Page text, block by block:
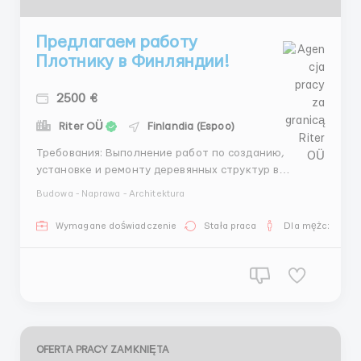
Предлагаем работу
Плотнику в Финляндии!
2500 €
Riter OÜ Finlandia (Espoo)
Требования: Выполнение работ по созданию,
установке и ремонту деревянных структур в
в строительстве (не менее 2-х лет). Где работать?
Budowa - Naprawa - Architektura
Wymagane doświadczenie Stała praca Dla mężczyzn
OFERTA PRACY ZAMKNIĘTA